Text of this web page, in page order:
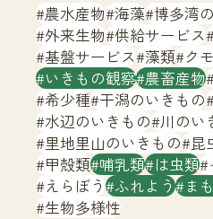
生物多様性ふくおかウェ
サイトマ
農水産物 海藻 博多湾
外来生物 供給サービス
基盤サービス 藻類 ク
いきもの観察 農畜産物
希少種 干潟のいきもの
水辺のいきもの 川のい
里地里山のいきもの 昆
甲殻類 哺乳類 は虫類
えらぼう ふれよう ま
生物多様性